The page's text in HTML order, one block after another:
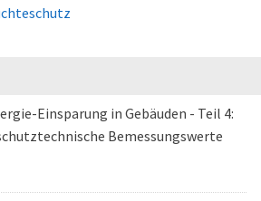
Einsparung in Gebäuden - Teil 4:
Bemessungswerte